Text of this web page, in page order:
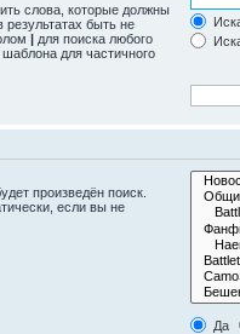
слова, которые должны
результатах быть не
| для поиска любого
шаблона для частичного
произведён поиск.
если вы не
Да